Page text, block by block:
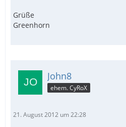
Grüße
Greenhorn
John8
ehem. CyRoX
21. August 2012 um 22:28